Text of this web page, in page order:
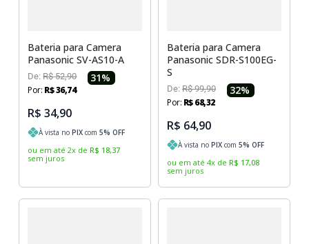
Bateria para Camera
Panasonic SV-AS10-A
De:R$ 52,90 31%
Por: R$36,74
R$ 34,90
À vista noPIX com5% OFF
ou em até 2x de R$ 18,37
sem juros
Bateria para Camera
Panasonic SDR-S100EG-
S
De: R$ 99,90 32%
Por: R$68,32
R$ 64,90
À vista no PIX com 5% OFF
ou em até 4x de R$ 17,08
sem juros